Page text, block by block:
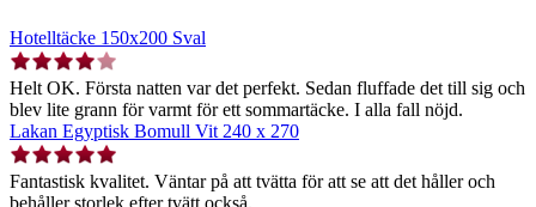
Hotelltäcke 150x200 Sval
Helt OK. Första natten var det perfekt. Sedan fluffade det till sig och
blev lite grann för varmt för ett sommartäcke. I alla fall nöjd.
Lakan Egyptisk Bomull Vit 240 x 270
Fantastisk kvalitet. Väntar på att tvätta för att se att det håller och
behåller storlek efter tvätt också.